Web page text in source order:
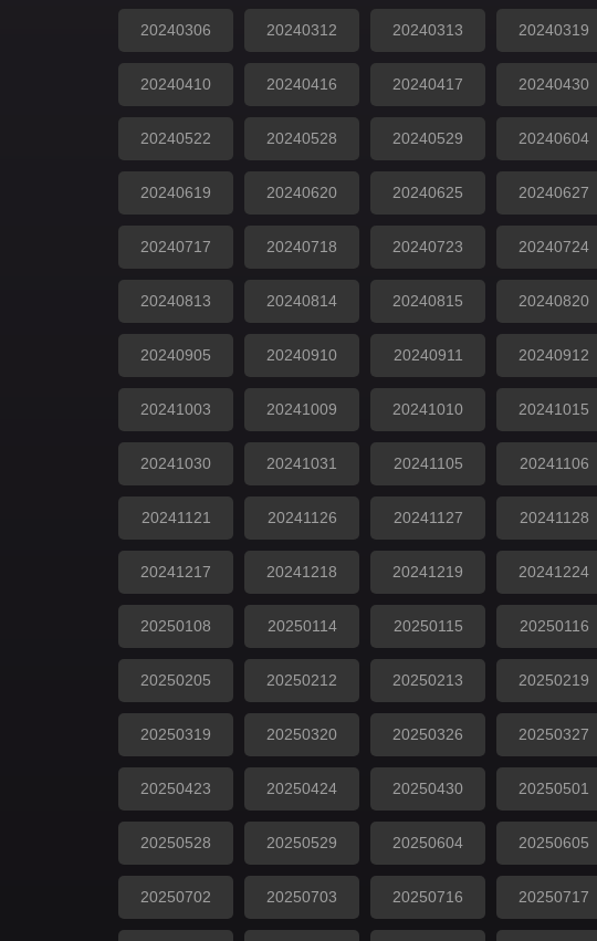
20240306 20240312 20240313 20240319
20240410 20240416 20240417 20240430
20240522 20240528 20240529 20240604
20240619 20240620 20240625 20240627
20240717 20240718 20240723 20240724
20240813 20240814 20240815 20240820
20240905 20240910 20240911 20240912
20241003 20241009 20241010 20241015
20241030 20241031 20241105 20241106
20241121 20241126 20241127 20241128
20241217 20241218 20241219 20241224
20250108 20250114 20250115 20250116
20250205 20250212 20250213 20250219
20250319 20250320 20250326 20250327
20250423 20250424 20250430 20250501
20250528 20250529 20250604 20250605
20250702 20250703 20250716 20250717